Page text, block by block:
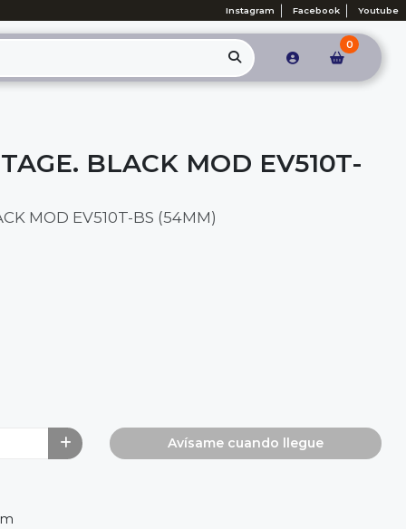
Instagram Facebook Youtube
0
BLACK MOD EV510T-
MOD EV510T-BS (54MM)
Avísame cuando llegue